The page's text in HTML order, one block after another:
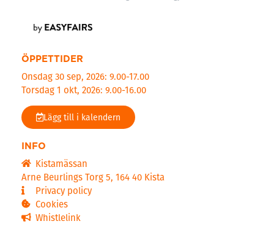
ÖPPETTIDER
Onsdag 30 sep, 2026: 9.00-17.00
Torsdag 1 okt, 2026: 9.00-16.00
Lägg till i kalendern
INFO
Kistamässan
Arne Beurlings Torg 5, 164 40 Kista
Privacy policy
Cookies
Whistlelink